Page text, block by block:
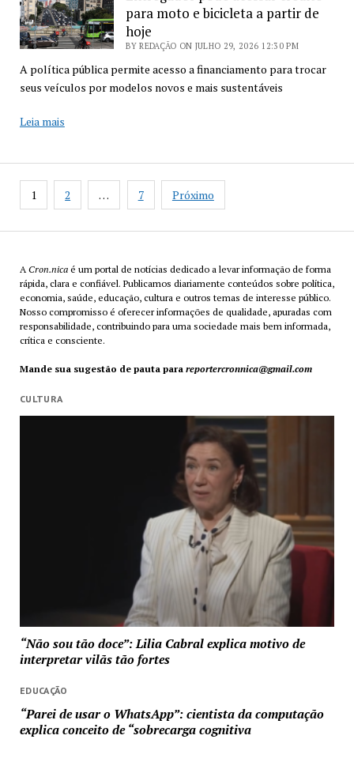
A Cron.nica é um portal de notícias dedicado a levar informação de forma
rápida, clara e confiável. Publicamos diariamente conteúdos sobre política,
economia, saúde, educação, cultura e outros temas de interesse público.
Nosso compromisso é oferecer informações de qualidade, apuradas com
responsabilidade, contribuindo para uma sociedade mais bem informada,
crítica e consciente.
Mande sua sugestão de pauta para reportercronnica@gmail.com
CULTURA
“Não sou tão doce”: Lilia Cabral explica motivo de
interpretar vilãs tão fortes
EDUCAÇÃO
“Parei de usar o WhatsApp”: cientista da computação
explica conceito de “sobrecarga cognitiva
turismo
na
baixa
temporada
para moto e bicicleta a partir de
hoje
BY REDAÇÃO ON JULHO 29, 2026 12:30 PM
A política pública permite acesso a financiamento para trocar
seus veículos por modelos novos e mais sustentáveis
Leia maisEntregador
moto
partir
de
hoje
Paginação
de1 2 … 7 Próximo